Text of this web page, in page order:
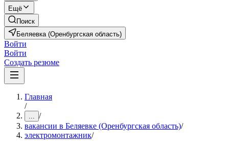
Ещё
Поиск
Беляевка (Оренбургская область)
Войти
Войти
Создать резюме
Главная
/
... /
вакансии в Беляевке (Оренбургская область)/
электромонтажник/